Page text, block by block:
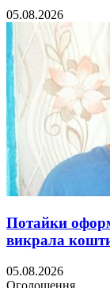
05.08.2026
Потайки
викрала
05.08.2026
Оголошення